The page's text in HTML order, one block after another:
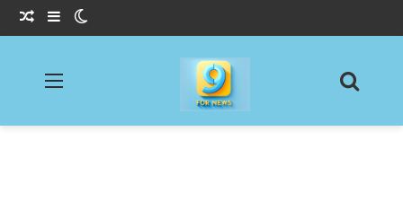
Willekeurig Artikel
Sidebar